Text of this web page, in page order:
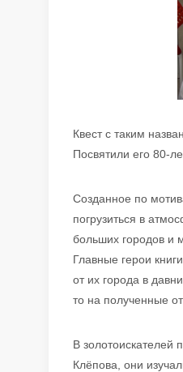
Квест с таким
Посвятили его 80-
Созданное по
погрузиться в
больших городов и
Главные герои
от их города в
то на полученные
В золотоискателей
Клёпова, они